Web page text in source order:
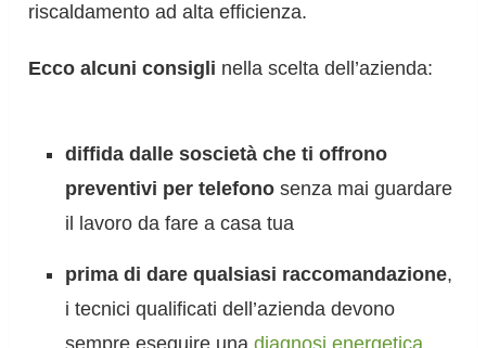
riscaldamento ad alta efficienza.
Ecco alcuni consigli nella scelta dell’azienda:
diffida dalle soscietà che ti offrono
preventivi per telefono senza mai guardare
il lavoro da fare a casa tua
prima di dare qualsiasi raccomandazione,
i tecnici qualificati dell’azienda devono